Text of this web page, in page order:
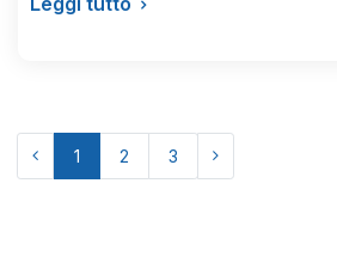
1 2 3